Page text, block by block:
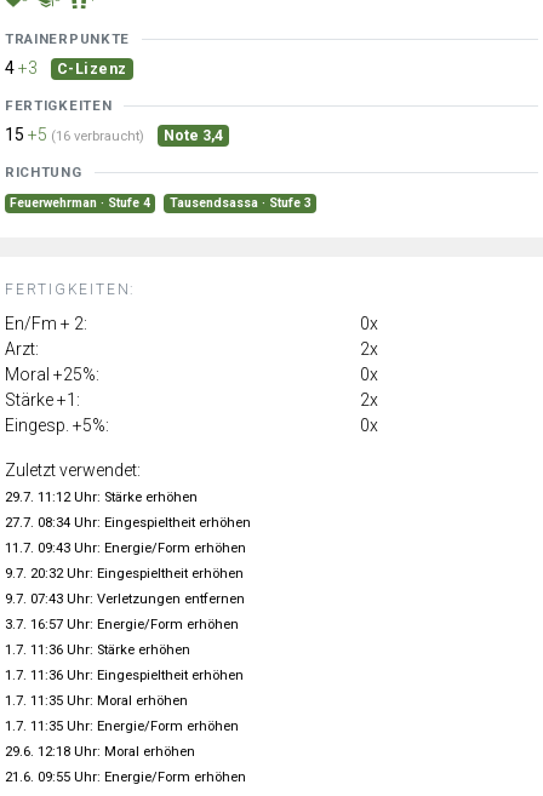
TRAINERPUNKTE
4+3 C-Lizenz
FERTIGKEITEN
15 +5 (16 verbraucht) Note 3,4
RICHTUNG
Feuerwehrman · Stufe 4 Tausendsassa · Stufe 3
FERTIGKEITEN:
En/Fm + 2:
0x
Arzt:
2x
Moral +25%:
0x
Stärke +1:
2x
Eingesp. +5%:
0x
Zuletzt verwendet:
29.7. 11:12 Uhr: Stärke erhöhen
27.7. 08:34 Uhr: Eingespieltheit erhöhen
11.7. 09:43 Uhr: Energie/Form erhöhen
9.7. 20:32 Uhr: Eingespieltheit erhöhen
9.7. 07:43 Uhr: Verletzungen entfernen
3.7. 16:57 Uhr: Energie/Form erhöhen
1.7. 11:36 Uhr: Stärke erhöhen
1.7. 11:36 Uhr: Eingespieltheit erhöhen
1.7. 11:35 Uhr: Moral erhöhen
1.7. 11:35 Uhr: Energie/Form erhöhen
29.6. 12:18 Uhr: Moral erhöhen
21.6. 09:55 Uhr: Energie/Form erhöhen